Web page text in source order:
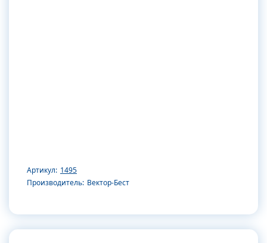
Артикул: 1495
Производитель: Вектор-Бест